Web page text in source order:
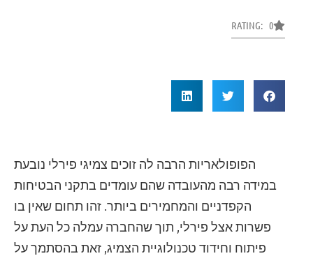
RATING: 0
הפופולאריות הרבה לה זוכים צמיגי פירלי נובעת
במידה רבה מהעובדה שהם עומדים בתקני הבטיחות
הקפדניים והמחמירים ביותר. זהו תחום שאין בו
פשרות אצל פירלי, תוך שהחברה עמלה כל העת על
פיתוח וחידוד טכנולוגיית הצמיג, זאת בהסתמך על